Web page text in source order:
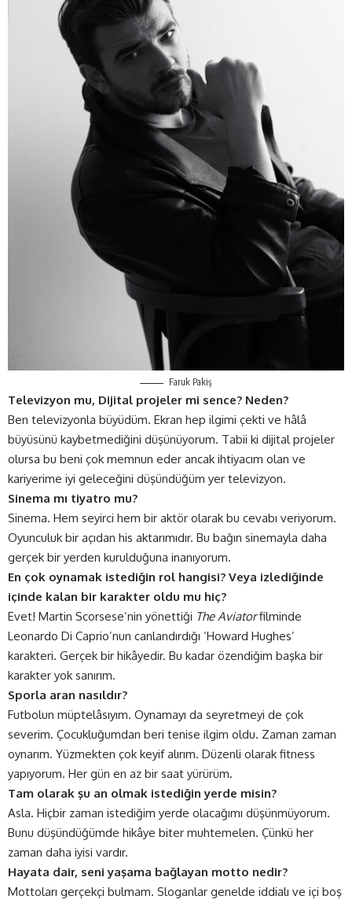
Faruk Pakiş
Televizyon mu, Dijital projeler mi sence? Neden?
Ben televizyonla büyüdüm. Ekran hep ilgimi çekti ve hâlâ
büyüsünü kaybetmediğini düşünüyorum. Tabii ki dijital projeler
olursa bu beni çok memnun eder ancak ihtiyacım olan ve
kariyerime iyi geleceğini düşündüğüm yer televizyon.
Sinema mı tiyatro mu?
Sinema. Hem seyirci hem bir aktör olarak bu cevabı veriyorum.
Oyunculuk bir açıdan his aktarımıdır. Bu bağın sinemayla daha
gerçek bir yerden kurulduğuna inanıyorum.
En çok oynamak istediğin rol hangisi? Veya izlediğinde
içinde kalan bir karakter oldu mu hiç?
Evet! Martin Scorsese’nin yönettiği The Aviatorfilminde
Leonardo Di Caprio’nun canlandırdığı ‘Howard Hughes’
karakteri. Gerçek bir hikâyedir. Bu kadar özendiğim başka bir
karakter yok sanırım.
Sporla aran nasıldır?
Futbolun müptelâsıyım. Oynamayı da seyretmeyi de çok
severim. Çocukluğumdan beri tenise ilgim oldu. Zaman zaman
oynarım. Yüzmekten çok keyif alırım. Düzenli olarak fitness
yapıyorum. Her gün en az bir saat yürürüm.
Tam olarak şu an olmak istediğin yerde misin?
Asla. Hiçbir zaman istediğim yerde olacağımı düşünmüyorum.
Bunu düşündüğümde hikâye biter muhtemelen. Çünkü her
zaman daha iyisi vardır.
Hayata dair, seni yaşama bağlayan motto nedir?
Mottoları gerçekçi bulmam. Sloganlar genelde iddialı ve içi boş